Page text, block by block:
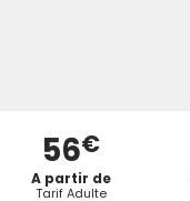
56€
A partir de
Tarif Adulte